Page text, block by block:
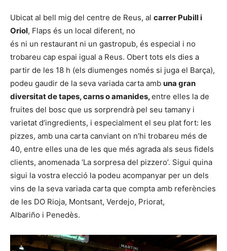
Ubicat al bell mig del centre de Reus, al carrer Pubill i
Oriol, Flaps és un local diferent, no
és ni un restaurant ni un gastropub, és especial i no
trobareu cap espai igual a Reus. Obert tots els dies a
partir de les 18 h (els diumenges només si juga el Barça),
podeu gaudir de la seva variada carta amb una gran
diversitat detapes, carns o amanides,entre elles la de
fruites del bosc que us sorprendrà pel seu tamany i
varietat d’ingredients, i especialment el seu plat fort: les
pizzes, amb una carta canviant on n’hi trobareu més de
40, entre elles una de les que més agrada als seus fidels
clients, anomenada ‘La sorpresa del pizzero’. Sigui quina
sigui la vostra elecció la podeu acompanyar per un dels
vins de la seva variada carta que compta amb referències
de les DO Rioja, Montsant, Verdejo, Priorat,
Albariño i Penedès.